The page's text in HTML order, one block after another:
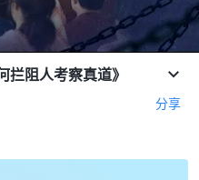
阻人考察真道》
分享